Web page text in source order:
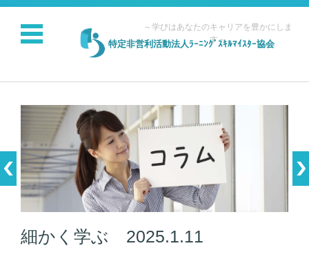
特定非営利活動法人ﾗｰﾆﾝｸﾞｽｷﾙﾏｲｽﾀｰ協会
～学びはあなたのキャリアを豊かにしま
す～
コンテンツに移動
細かく学ぶ 2025.1.11